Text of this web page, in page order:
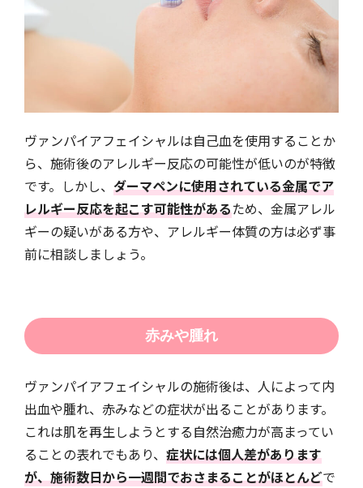
ヴァンパイアフェイシャルは自己血を使用することか
ら、施術後のアレルギー反応の可能性が低いのが特徴
です。しかし、 ダーマペンに使用されている金属でア
レルギー反応を起こす可能性があるため、金属アレル
ギーの疑いがある方や、アレルギー体質の方は必ず事
前に相談しましょう。
赤みや腫れ
ヴァンパイアフェイシャルの施術後は、人によって内
出血や腫れ、赤みなどの症状が出ることがあります。
これは肌を再生しようとする自然治癒力が高まってい
ることの表れでもあり、 症状には個人差があります
が、施術数日から一週間でおさまることがほとんどで